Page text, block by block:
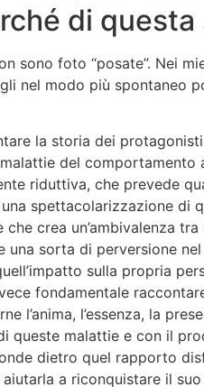
di questa
sono foto “posate”. Nei
nel modo più spontaneo
la storia dei
malattie del
riduttiva, che prevede
spettacolarizzazione di
crea un’ambivalenza
una sorta di perversione
sulla propria
fondamentale
l’anima, l’essenza, la
queste malattie e con il
dietro quel rapporto
a riconquistare il